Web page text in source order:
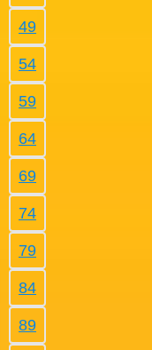
49
54
59
64
69
74
79
84
89